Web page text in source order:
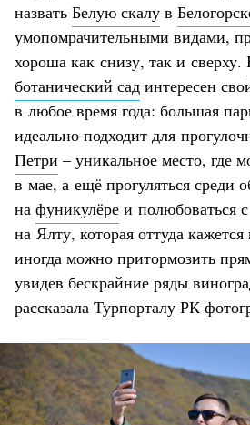
назвать Белую скалу в
умопомрачительными видами,
хороша как снизу, так и сверху.
ботанический сад интересен
в любое время года: большая
идеально подходит для
Петри – уникальное место, где
в мае, а ещё прогуляться среди
на фуникулёре и полюбоваться
на Ялту, которая оттуда
иногда можно притормозить
увидев бескрайние ряды
рассказала Турпорталу РК